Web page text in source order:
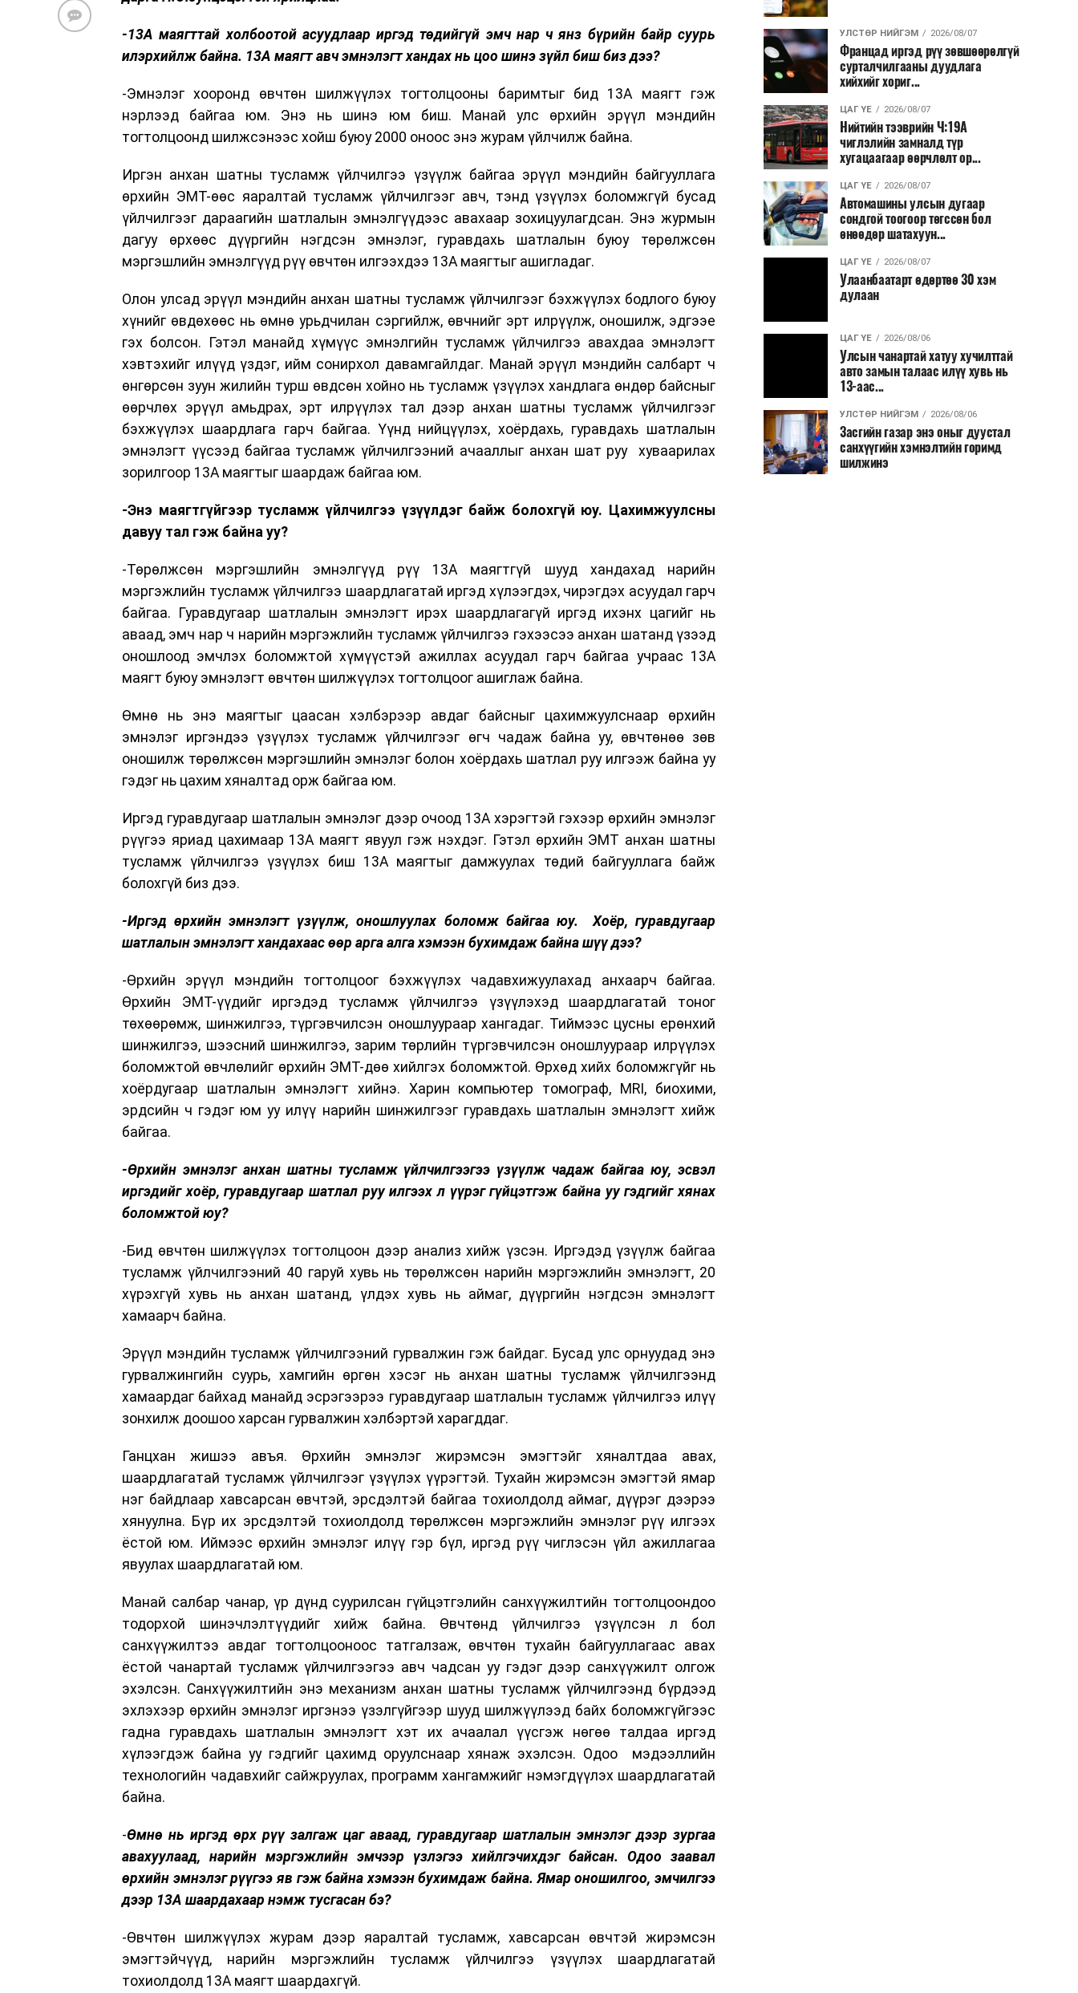
-13А маягттай холбоотой асуудлаар иргэд төдийгүй эмч нар ч янз бүрийн байр суурь
илэрхийлж байна. 13А маягт авч эмнэлэгт хандах нь цоо шинэ зүйл биш биз дээ?
-Эмнэлэг хооронд өвчтөн шилжүүлэх тогтолцооны баримтыг бид 13А маягт гэж
нэрлээд байгаа юм. Энэ нь шинэ юм биш. Манай улс өрхийн эрүүл мэндийн
тогтолцоонд шилжсэнээс хойш буюу 2000 оноос энэ журам үйлчилж байна.
Иргэн анхан шатны тусламж үйлчилгээ үзүүлж байгаа эрүүл мэндийн байгууллага
өрхийн ЭМТ-өөс яаралтай тусламж үйлчилгээг авч, тэнд үзүүлэх боломжгүй бусад
үйлчилгээг дараагийн шатлалын эмнэлгүүдээс авахаар зохицуулагдсан. Энэ журмын
дагуу өрхөөс дүүргийн нэгдсэн эмнэлэг, гуравдахь шатлалын буюу төрөлжсөн
мэргэшлийн эмнэлгүүд рүү өвчтөн илгээхдээ 13А маягтыг ашигладаг.
Олон улсад эрүүл мэндийн анхан шатны тусламж үйлчилгээг бэхжүүлэх бодлого буюу
хүнийг өвдөхөөс нь өмнө урьдчилан сэргийлж, өвчнийг эрт илрүүлж, оношилж, эдгээе
гэх болсон. Гэтэл манайд хүмүүс эмнэлгийн тусламж үйлчилгээ авахдаа эмнэлэгт
хэвтэхийг илүүд үздэг, ийм сонирхол давамгайлдаг. Манай эрүүл мэндийн салбарт ч
өнгөрсөн зуун жилийн турш өвдсөн хойно нь тусламж үзүүлэх хандлага өндөр байсныг
өөрчлөх эрүүл амьдрах, эрт илрүүлэх тал дээр анхан шатны тусламж үйлчилгээг
бэхжүүлэх шаардлага гарч байгаа. Үүнд нийцүүлэх, хоёрдахь, гуравдахь шатлалын
эмнэлэгт үүсээд байгаа тусламж үйлчилгээний ачааллыг анхан шат руу хуваарилах
зорилгоор 13А маягтыг шаардаж байгаа юм.
-Энэ маягтгүйгээр тусламж үйлчилгээ үзүүлдэг байж болохгүй юу. Цахимжуулсны
давуу тал гэж байна уу?
-Төрөлжсөн мэргэшлийн эмнэлгүүд рүү 13А маягтгүй шууд хандахад нарийн
мэргэжлийн тусламж үйлчилгээ шаардлагатай иргэд хүлээгдэх, чирэгдэх асуудал гарч
байгаа. Гуравдугаар шатлалын эмнэлэгт ирэх шаардлагагүй иргэд ихэнх цагийг нь
аваад, эмч нар ч нарийн мэргэжлийн тусламж үйлчилгээ гэхээсээ анхан шатанд үзээд
оношлоод эмчлэх боломжтой хүмүүстэй ажиллах асуудал гарч байгаа учраас 13А
маягт буюу эмнэлэгт өвчтөн шилжүүлэх тогтолцоог ашиглаж байна.
Өмнө нь энэ маягтыг цаасан хэлбэрээр авдаг байсныг цахимжуулснаар өрхийн
эмнэлэг иргэндээ үзүүлэх тусламж үйлчилгээг өгч чадаж байна уу, өвчтөнөө зөв
оношилж төрөлжсөн мэргэшлийн эмнэлэг болон хоёрдахь шатлал руу илгээж байна уу
гэдэг нь цахим хяналтад орж байгаа юм.
Иргэд гуравдугаар шатлалын эмнэлэг дээр очоод 13А хэрэгтэй гэхээр өрхийн эмнэлэг
рүүгээ яриад цахимаар 13А маягт явуул гэж нэхдэг. Гэтэл өрхийн ЭМТ анхан шатны
тусламж үйлчилгээ үзүүлэх биш 13А маягтыг дамжуулах төдий байгууллага байж
болохгүй биз дээ.
-Иргэд өрхийн эмнэлэгт үзүүлж, оношлуулах боломж байгаа юу. Хоёр, гуравдугаар
шатлалын эмнэлэгт хандахаас өөр арга алга хэмээн бухимдаж байна шүү дээ?
-Өрхийн эрүүл мэндийн тогтолцоог бэхжүүлэх чадавхижуулахад анхаарч байгаа.
Өрхийн ЭМТ-үүдийг иргэдэд тусламж үйлчилгээ үзүүлэхэд шаардлагатай тоног
төхөөрөмж, шинжилгээ, түргэвчилсэн оношлуураар хангадаг. Тиймээс цусны ерөнхий
шинжилгээ, шээсний шинжилгээ, зарим төрлийн түргэвчилсэн оношлуураар илрүүлэх
боломжтой өвчлөлийг өрхийн ЭМТ-дөө хийлгэх боломжтой. Өрхөд хийх боломжгүйг нь
хоёрдугаар шатлалын эмнэлэгт хийнэ. Харин компьютер томограф, MRI, биохими,
эрдсийн ч гэдэг юм уу илүү нарийн шинжилгээг гуравдахь шатлалын эмнэлэгт хийж
байгаа.
-Өрхийн эмнэлэг анхан шатны тусламж үйлчилгээгээ үзүүлж чадаж байгаа юу, эсвэл
иргэдийг хоёр, гуравдугаар шатлал руу илгээх л үүрэг гүйцэтгэж байна уу гэдгийг хянах
боломжтой юу?
-Бид өвчтөн шилжүүлэх тогтолцоон дээр анализ хийж үзсэн. Иргэдэд үзүүлж байгаа
тусламж үйлчилгээний 40 гаруй хувь нь төрөлжсөн нарийн мэргэжлийн эмнэлэгт, 20
хүрэхгүй хувь нь анхан шатанд, үлдэх хувь нь аймаг, дүүргийн нэгдсэн эмнэлэгт
хамаарч байна.
Эрүүл мэндийн тусламж үйлчилгээний гурвалжин гэж байдаг. Бусад улс орнуудад энэ
гурвалжингийн суурь, хамгийн өргөн хэсэг нь анхан шатны тусламж үйлчилгээнд
хамаардаг байхад манайд эсрэгээрээ гуравдугаар шатлалын тусламж үйлчилгээ илүү
зонхилж доошоо харсан гурвалжин хэлбэртэй харагддаг.
Ганцхан жишээ авъя. Өрхийн эмнэлэг жирэмсэн эмэгтэйг хяналтдаа авах,
шаардлагатай тусламж үйлчилгээг үзүүлэх үүрэгтэй. Тухайн жирэмсэн эмэгтэй ямар
нэг байдлаар хавсарсан өвчтэй, эрсдэлтэй байгаа тохиолдолд аймаг, дүүрэг дээрээ
хянуулна. Бүр их эрсдэлтэй тохиолдолд төрөлжсөн мэргэжлийн эмнэлэг рүү илгээх
ёстой юм. Иймээс өрхийн эмнэлэг илүү гэр бүл, иргэд рүү чиглэсэн үйл ажиллагаа
явуулах шаардлагатай юм.
Манай салбар чанар, үр дүнд суурилсан гүйцэтгэлийн санхүүжилтийн тогтолцоондоо
тодорхой шинэчлэлтүүдийг хийж байна. Өвчтөнд үйлчилгээ үзүүлсэн л бол
санхүүжилтээ авдаг тогтолцооноос татгалзаж, өвчтөн тухайн байгууллагаас авах
ёстой чанартай тусламж үйлчилгээгээ авч чадсан уу гэдэг дээр санхүүжилт олгож
эхэлсэн. Санхүүжилтийн энэ механизм анхан шатны тусламж үйлчилгээнд бүрдээд
эхлэхээр өрхийн эмнэлэг иргэнээ үзэлгүйгээр шууд шилжүүлээд байх боломжгүйгээс
гадна гуравдахь шатлалын эмнэлэгт хэт их ачаалал үүсгэж нөгөө талдаа иргэд
хүлээгдэж байна уу гэдгийг цахимд оруулснаар хянаж эхэлсэн. Одоо мэдээллийн
технологийн чадавхийг сайжруулах, программ хангамжийг нэмэгдүүлэх шаардлагатай
байна.
-Өмнө нь иргэд өрх рүү залгаж цаг аваад, гуравдугаар шатлалын эмнэлэг дээр зургаа
авахуулаад, нарийн мэргэжлийн эмчээр үзлэгээ хийлгэчихдэг байсан. Одоо заавал
өрхийн эмнэлэг рүүгээ яв гэж байна хэмээн бухимдаж байна. Ямар оношилгоо, эмчилгээ
дээр 13А шаардахаар нэмж тусгасан бэ?
-Өвчтөн шилжүүлэх журам дээр яаралтай тусламж, хавсарсан өвчтэй жирэмсэн
эмэгтэйчүүд, нарийн мэргэжлийн тусламж үйлчилгээ үзүүлэх шаардлагатай
тохиолдолд 13А маягт шаардахгүй.
УЛСТӨР НИЙГЭМ 2026/08/07
Францад иргэд рүү зөвшөөрөлгүй
сурталчилгааны дуудлага
хийхийг хориг...
ЦАГ ҮЕ 2026/08/07
Нийтийн тээврийн Ч:19А
чиглэлийн замналд түр
хугацаагаар өөрчлөлт ор...
ЦАГ ҮЕ 2026/08/07
Автомашины улсын дугаар
сондгой тоогоор төгссөн бол
өнөөдөр шатахуун...
ЦАГ ҮЕ 2026/08/07
Улаанбаатарт өдөртөө 30 хэм
дулаан
ЦАГ ҮЕ 2026/08/06
Улсын чанартай хатуу хучилттай
авто замын талаас илүү хувь нь
13-аас...
УЛСТӨР НИЙГЭМ 2026/08/06
Засгийн газар энэ оныг дуустал
санхүүгийн хэмнэлтийн горимд
шилжинэ